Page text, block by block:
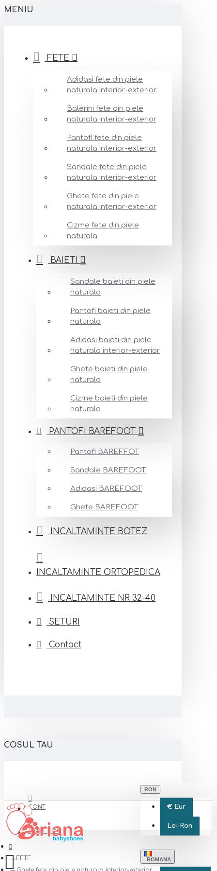
MENIU
FETE
Adidasi fete din piele
naturala interior-exterior
Balerini fete din piele
naturala interior-exterior
Pantofi fete din piele
naturala interior-exterior
Sandale fete din piele
naturala interior-exterior
Ghete fete din piele
naturala interior-exterior
Cizme fete din piele
naturala
BAIETI
Sandale baieti din piele
naturala
Pantofi baieti din piele
naturala
Adidasi baieti din piele
naturala interior-exterior
Ghete baieti din piele
naturala
Cizme baieti din piele
naturala
PANTOFI BAREFOOT
Pantofi BAREFFOT
Sandale BAREFOOT
Adidasi BAREFOOT
Ghete BAREFOOT
INCALTAMINTE BOTEZ
INCALTAMINTE ORTOPEDICA
INCALTAMINTE NR 32-40
SETURI
Contact
COSUL TAU
CONT
CONT NOU
RON
€ Eur
Lei Ron
ROMANA
FETE